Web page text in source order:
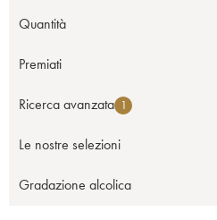
Quantità
Premiati
Ricerca avanzata 1
Le nostre selezioni
Gradazione alcolica